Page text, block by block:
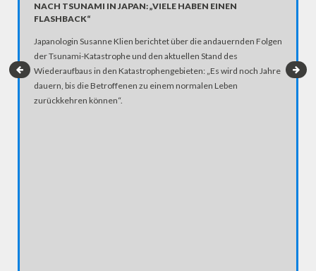
NACH TSUNAMI IN JAPAN: „VIELE HABEN EINEN
FLASHBACK“
Japanologin Susanne Klien berichtet über die andauernden Folgen
der Tsunami-Katastrophe und den aktuellen Stand des
Wiederaufbaus in den Katastrophengebieten: „Es wird noch Jahre
dauern, bis die Betroffenen zu einem normalen Leben
zurückkehren können“.